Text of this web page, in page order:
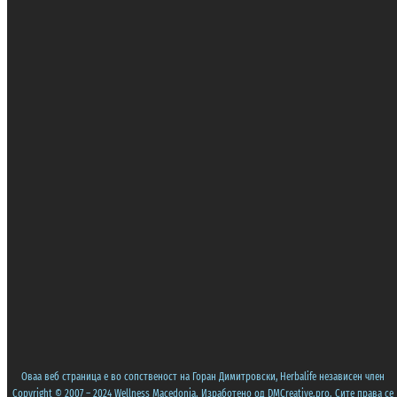
Оваа веб страница е во сопственост на Горан Димитровски, Herbalife независен член
Copyright © 2007 – 2024 Wellness Macedonia. Изработено од DMCreative.pro. Сите права се